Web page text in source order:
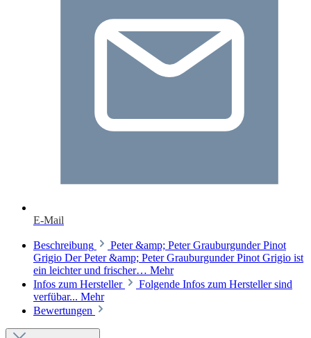
E-Mail
Beschreibung
Peter &amp; Peter Grauburgunder Pinot
Grigio Der Peter &amp; Peter Grauburgunder Pinot Grigio ist
ein leichter und frischer… Mehr
Infos zum Hersteller
Folgende Infos zum Hersteller sind
verfübar... Mehr
Bewertungen